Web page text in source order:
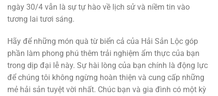
ngày 30/4 vẫn là sự tự hào về lịch sử và niềm tin vào
tương lai tươi sáng.
Hãy để những món quà từ biển cả của Hải Sản Lộc góp
phần làm phong phú thêm trải nghiệm ẩm thực của bạn
trong dịp đại lễ này. Sự hài lòng của bạn chính là động lực
để chúng tôi không ngừng hoàn thiện và cung cấp những
mẻ hải sản tuyệt vời nhất. Chúc bạn và gia đình có một kỳ